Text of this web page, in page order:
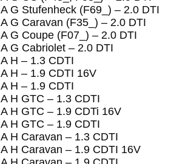
G Stufenheck (F69_) – 2.0 DTI
G Caravan (F35_) – 2.0 DTI
G Coupe (F07_) – 2.0 DTI
G Cabriolet – 2.0 DTI
H – 1.3 CDTI
H – 1.9 CDTI 16V
H – 1.9 CDTI
H GTC – 1.3 CDTI
H GTC – 1.9 CDTi 16V
H GTC – 1.9 CDTI
H Caravan – 1.3 CDTI
H Caravan – 1.9 CDTI 16V